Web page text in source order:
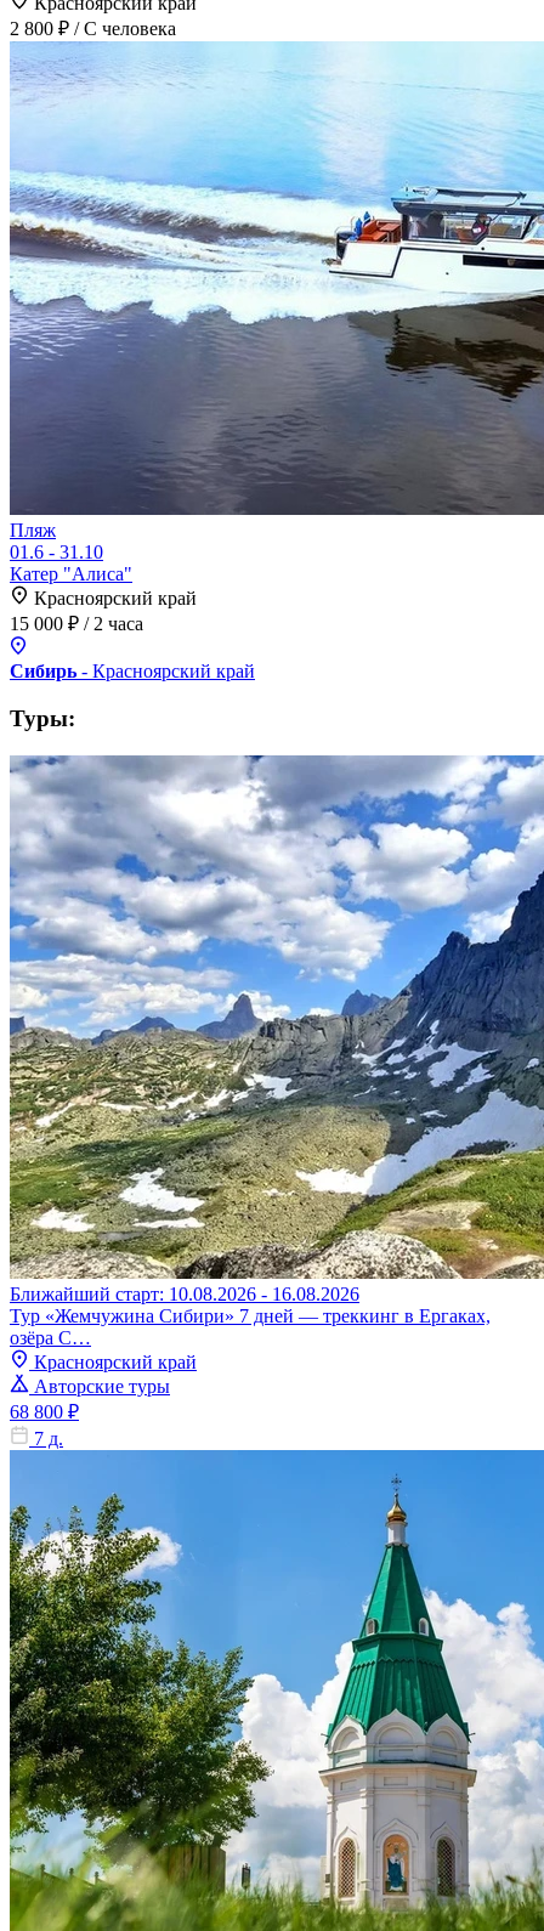
2 800 ₽ / С человека
Пляж
01.6 - 31.10
Катер "Алиса"
Красноярский край
15 000 ₽ / 2 часа
Сибирь - Красноярский край
Туры:
Ближайший старт: 10.08.2026 - 16.08.2026
Тур «Жемчужина Сибири» 7 дней — треккинг в Ергаках,
озёра С…
Красноярский край
Авторские туры
68 800 ₽
7 д.